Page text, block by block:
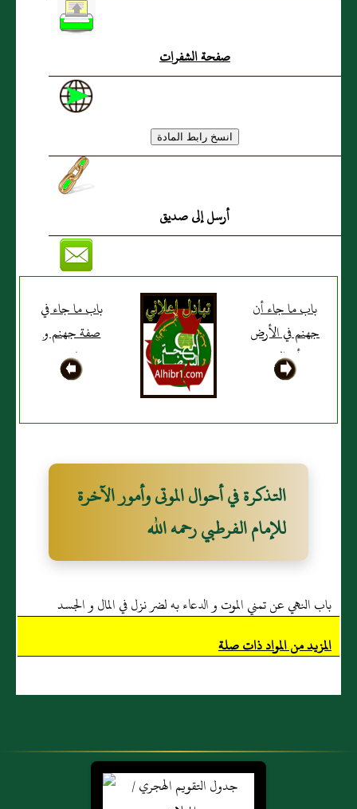
صفحة الشفرات
أرسل إلى صديق
باب ما جاء أن
جهنم في الأرض
و أن البحر
طبقها
باب ما جاء في
صفة جهنم و
حرها و شدة
عذابها
التذكرة في أحوال الموتى وأمور الآخرة
للإمام الفرطبي رحمه الله
باب النهي عن تمني الموت و الدعاء به لضر نزل في المال و الجسد
المزيد من المواد ذات صلة